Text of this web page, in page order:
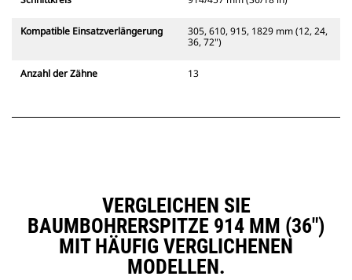
Kompatible Einsatzverlängerung
305, 610, 915, 1829 mm (12, 24,
36, 72")
Anzahl der Zähne 13
VERGLEICHEN SIE
BAUMBOHRERSPITZE 914 MM (36")
MIT HÄUFIG VERGLICHENEN
MODELLEN.